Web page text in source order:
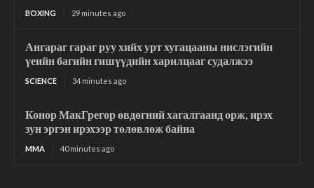
BOXING 29 minutes ago
Ангараг гараг руу хийх урт хугацааны нислэгийн
үеийн багийн гишүүдийн харилцааг судалжээ
SCIENCE 34 minutes ago
Конор МакГрегор өвдөгний хагалгаанд орж, ирэх
зун эргэн ирэхээр төлөвлөж байна
MMA 40 minutes ago